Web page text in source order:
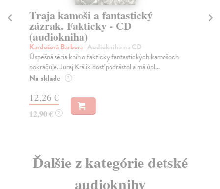
Traja kamoši a fantastický
zázrak. Fakticky - CD
(audiokniha)
Kardošová Barbora| Audiokniha na CD
Úspešná séria kníh o fakticky fantastických kamošoch
pokračuje. Juraj Králik dosť podrástol a má úpl...
Na sklade ?
12,26 €
12,90 € ?
Ďalšie z kategórie detské
audioknihy